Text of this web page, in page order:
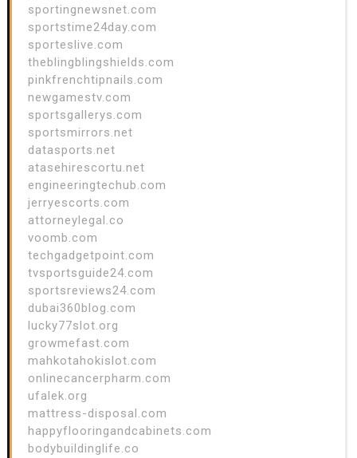
sportingnewsnet.com
sportstime24day.com
sporteslive.com
theblingblingshields.com
pinkfrenchtipnails.com
newgamestv.com
sportsgallerys.com
sportsmirrors.net
datasports.net
atasehirescortu.net
engineeringtechub.com
jerryescorts.com
attorneylegal.co
voomb.com
techgadgetpoint.com
tvsportsguide24.com
sportsreviews24.com
dubai360blog.com
lucky77slot.org
growmefast.com
mahkotahokislot.com
onlinecancerpharm.com
ufalek.org
mattress-disposal.com
happyflooringandcabinets.com
bodybuildinglife.co